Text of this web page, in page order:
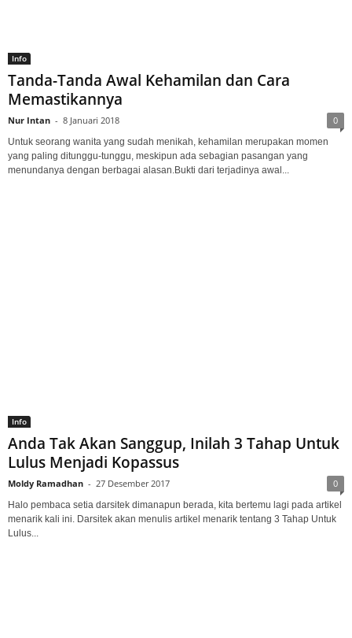
Info
Tanda-Tanda Awal Kehamilan dan Cara
Memastikannya
Nur Intan - 8 Januari 2018 0
Untuk seorang wanita yang sudah menikah, kehamilan merupakan momen
yang paling ditunggu-tunggu, meskipun ada sebagian pasangan yang
menundanya dengan berbagai alasan.Bukti dari terjadinya awal...
Info
Anda Tak Akan Sanggup, Inilah 3 Tahap Untuk
Lulus Menjadi Kopassus
Moldy Ramadhan - 27 Desember 2017 0
Halo pembaca setia darsitek dimanapun berada, kita bertemu lagi pada artikel
menarik kali ini. Darsitek akan menulis artikel menarik tentang 3 Tahap Untuk
Lulus...